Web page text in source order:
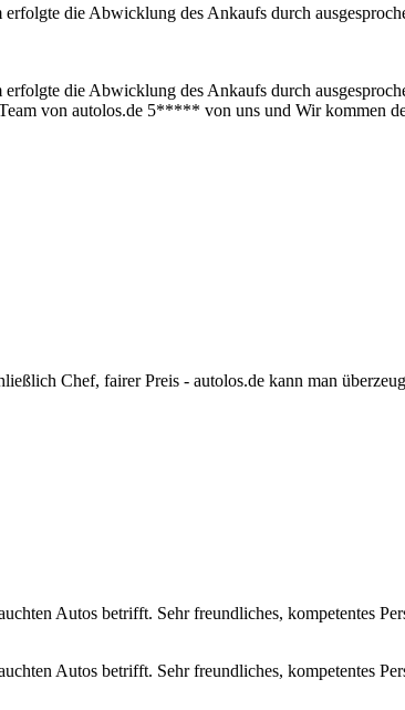
die Abwicklung des Ankaufs durch
die Abwicklung des Ankaufs durch
von autolos.de 5***** von uns und Wir kommen
Chef, fairer Preis - autolos.de kann man
Autos betrifft. Sehr freundliches, kompetentes
Autos betrifft. Sehr freundliches, kompetentes